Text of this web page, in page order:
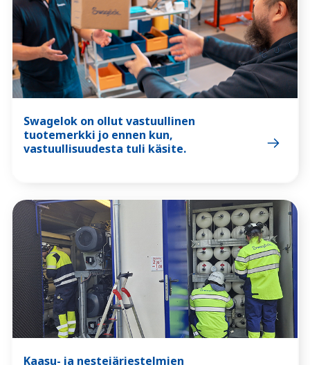
Swagelok on ollut vastuullinen
tuotemerkki jo ennen kun,
vastuullisuudesta tuli käsite.
Kaasu- ja nestejärjestelmien